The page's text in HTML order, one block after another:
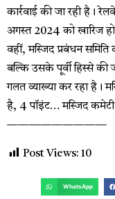
कार्रवाई की जा रही है।
अगस्त 2024 को खारिज
वहीं, मस्जिद प्रबंधन
बल्कि उसके पूर्वी हिस्से
गलत व्याख्या कर रहा है।
है, 4 पॉइंट… मस्जिद कमेटी
—————————
Post Views: 10
WhatsApp